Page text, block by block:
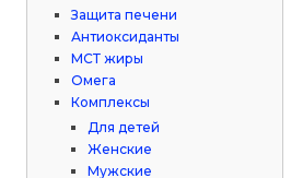
Защита печени
Антиоксиданты
МСТ жиры
Омега
Комплексы
Для детей
Женские
Мужские